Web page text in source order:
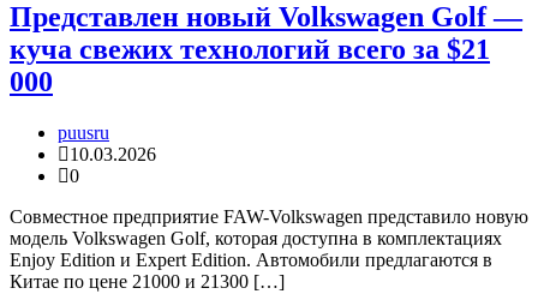
Представлен новый Volkswagen Golf —
куча свежих технологий всего за $21
000
puusru
10.03.2026
0
Совместное предприятие FAW-Volkswagen представило новую
модель Volkswagen Golf, которая доступна в комплектациях
Enjoy Edition и Expert Edition. Автомобили предлагаются в
Китае по цене 21000 и 21300 […]